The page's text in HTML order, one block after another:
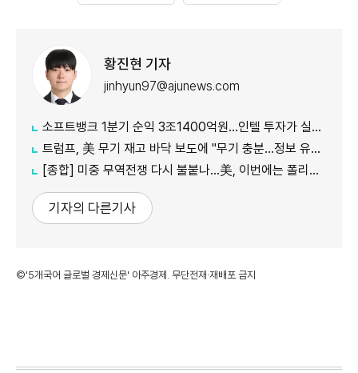
황진현 기자
jinhyun97@ajunews.com
소프트뱅크 1분기 순익 3조1400억원…인텔 투자가 실적 견인
트럼프, 美 무기 재고 바닥 보도에 "무기 충분…정보 유출자에 장기형"
[종합] 미중 무역전쟁 다시 불붙나…美, 이번에는 폴리실리콘 관세 15% 추진
기자의 다른기사
©'5개국어 글로벌 경제신문' 아주경제. 무단전재·재배포 금지